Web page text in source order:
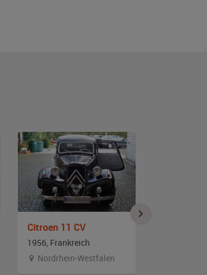
Citroen 11 CV
1956, Frankreich
Nordrhein-Westfalen